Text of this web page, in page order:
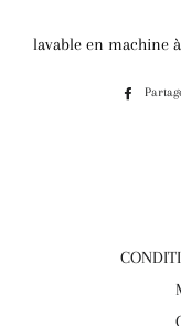
lavable en machine